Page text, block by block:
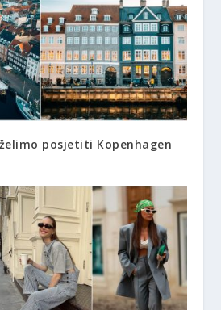
posjetiti Kopenhagen